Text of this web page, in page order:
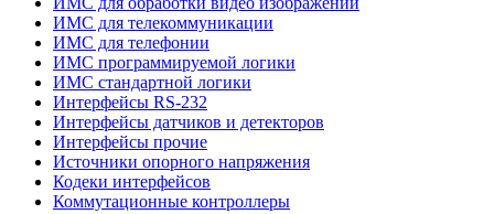
ИМС для телекоммуникации
ИМС для телефонии
ИМС программируемой логики
ИМС стандартной логики
Интерфейсы RS-232
Интерфейсы датчиков и детекторов
Интерфейсы прочие
Источники опорного напряжения
Кодеки интерфейсов
Коммутационные контроллеры